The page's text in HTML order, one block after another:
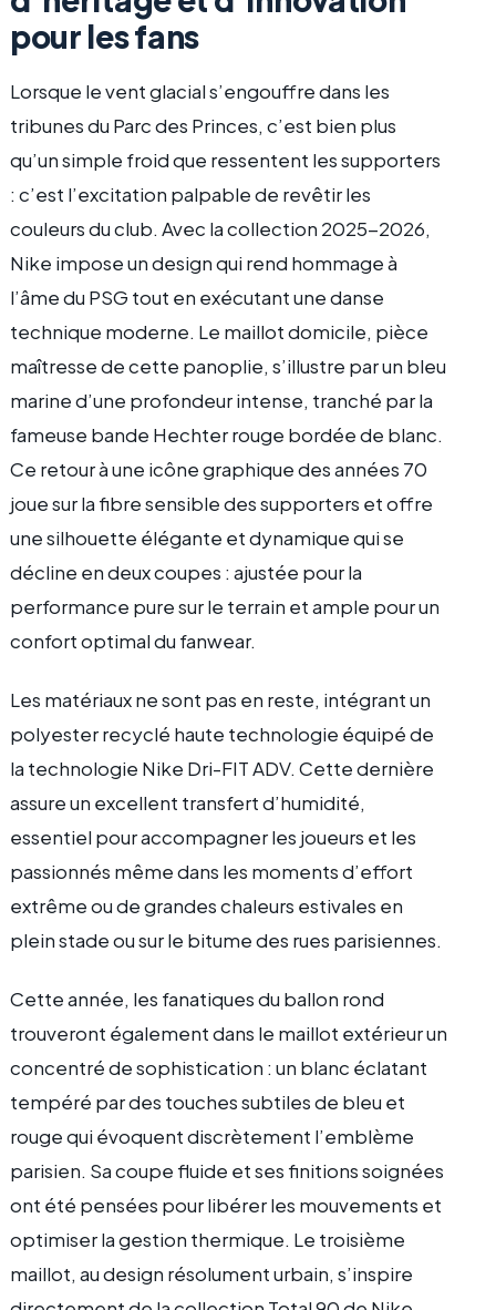
pour les fans
Lorsque le vent glacial s’engouffre dans les
tribunes du Parc des Princes, c’est bien plus
qu’un simple froid que ressentent les supporters
: c’est l’excitation palpable de revêtir les
couleurs du club. Avec la collection 2025-2026,
Nike impose un design qui rend hommage à
l’âme du PSG tout en exécutant une danse
technique moderne. Le maillot domicile, pièce
maîtresse de cette panoplie, s’illustre par un bleu
marine d’une profondeur intense, tranché par la
fameuse bande Hechter rouge bordée de blanc.
Ce retour à une icône graphique des années 70
joue sur la fibre sensible des supporters et offre
une silhouette élégante et dynamique qui se
décline en deux coupes : ajustée pour la
performance pure sur le terrain et ample pour un
confort optimal du fanwear.
Les matériaux ne sont pas en reste, intégrant un
polyester recyclé haute technologie équipé de
la technologie Nike Dri-FIT ADV. Cette dernière
assure un excellent transfert d’humidité,
essentiel pour accompagner les joueurs et les
passionnés même dans les moments d’effort
extrême ou de grandes chaleurs estivales en
plein stade ou sur le bitume des rues parisiennes.
Cette année, les fanatiques du ballon rond
trouveront également dans le maillot extérieur un
concentré de sophistication : un blanc éclatant
tempéré par des touches subtiles de bleu et
rouge qui évoquent discrètement l’emblème
parisien. Sa coupe fluide et ses finitions soignées
ont été pensées pour libérer les mouvements et
optimiser la gestion thermique. Le troisième
maillot, au design résolument urbain, s’inspire